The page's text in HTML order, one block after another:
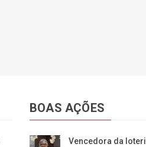
BOAS AÇÕES
Vencedora da